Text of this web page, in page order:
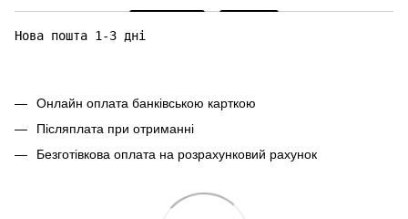
Нова пошта 1-3 дні
Онлайн оплата банківською карткою
Післяплата при отриманні
Безготівкова оплата на розрахунковий рахунок